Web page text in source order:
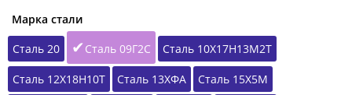
Марка стали
Сталь 20
Сталь 09Г2С Сталь 10Х17Н13М2Т
Сталь 12Х18Н10Т Сталь 13ХФА
Сталь 15Х5М